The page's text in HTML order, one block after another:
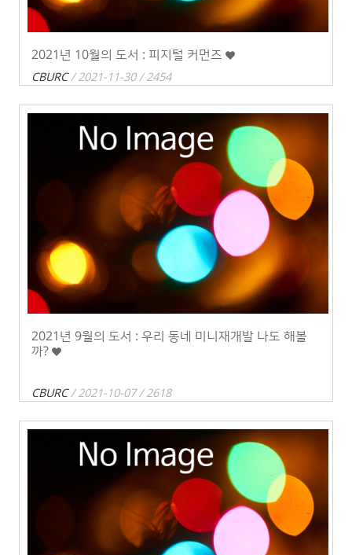
2021년 10월의 도서 : 피지털 커먼즈
CBURC/ 2021-11-30 / 2454
2021년 9월의 도서 : 우리 동네 미니재개발 나도 해볼
까?
CBURC/ 2021-10-07 / 2618